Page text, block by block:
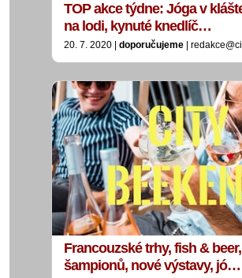
TOP akce týdne: Jóga v
na lodi, kynuté knedlíč…
20. 7. 2020 | doporučujeme |
Francouzské trhy, fish &
šampionů, nové výstavy, jó…